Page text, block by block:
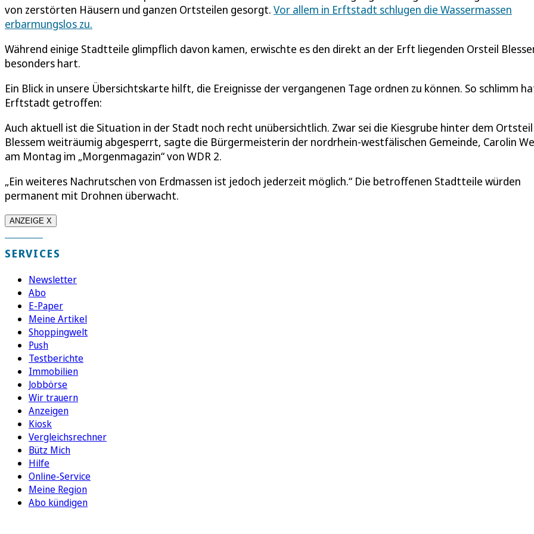
von zerstörten Häusern und ganzen Ortsteilen gesorgt. Vor allem in Erftstadt schlugen die Wassermassen
erbarmungslos zu.
Während einige Stadtteile glimpflich davon kamen, erwischte es den direkt an der Erft liegenden Orsteil
besonders hart.
Ein Blick in unsere Übersichtskarte hilft, die Ereignisse der vergangenen Tage ordnen zu können. So schlimm
Erftstadt getroffen:
Auch aktuell ist die Situation in der Stadt noch recht unübersichtlich. Zwar sei die Kiesgrube hinter dem Ortsteil
Blessem weiträumig abgesperrt, sagte die Bürgermeisterin der nordrhein-westfälischen Gemeinde, Carolin
am Montag im „Morgenmagazin“ von WDR 2.
„Ein weiteres Nachrutschen von Erdmassen ist jedoch jederzeit möglich.“ Die betroffenen Stadtteile würden
permanent mit Drohnen überwacht.
ANZEIGE X
SERVICES
Newsletter
Abo
E-Paper
Meine Artikel
Shoppingwelt
Push
Testberichte
Immobilien
Jobbörse
Wir trauern
Anzeigen
Kiosk
Vergleichsrechner
Bütz Mich
Hilfe
Online-Service
Meine Region
Abo kündigen